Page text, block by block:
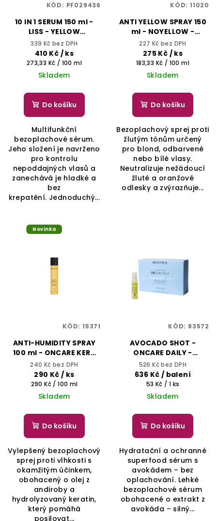
10 IN 1 SERUM 150 ml -
LISS - YELLOW
PROFESSIONAL
339 Kč bez DPH
410 Kč / ks
Měrná
cena:
273,33 Kč / 100 ml
Skladem
Do košíku
Multifunkční
bezoplachové sérum.
Jeho složení je navrženo
pro kontrolu
nepoddajných vlasů a
zanechává je hladké a
bez
krepatění. Jednoduchý...
KÓD: PF029436
ANTI YELLOW SPRAY 150
ml - NOYELLOW -
SELECTIVE
PROFESSIONAL
227 Kč bez DPH
275 Kč / ks
Měrná
cena:
183,33 Kč / 100 ml
Skladem
Do košíku
Bezoplachový sprej proti
žlutým tónům určený
pro blond, odbarvené
nebo bílé vlasy.
Neutralizuje nežádoucí
žluté a oranžové
odlesky a zvýrazňuje...
KÓD: 11020
Novinka
ANTI-HUMIDITY SPRAY
100 ml - ONCARE KERA
SMOOTH - SELECTIVE
PROFESSIONAL
240 Kč bez DPH
290 Kč / ks
Měrná
cena:
290 Kč / 100 ml
Skladem
Do košíku
Vylepšený bezoplachový
sprej proti vlhkosti s
okamžitým účinkem,
obohacený o olej z
andiroby a
hydrolyzovaný keratin,
který pomáhá
posilovat...
KÓD: 15371
AVOCADO SHOT -
ONCARE DAILY -
SELECTIVE
PROFESSIONAL
526 Kč bez DPH
636 Kč / balení
Měrná
cena:
53 Kč / 1 ks
Skladem
Do košíku
Hydratační a ochranné
superfood sérum s
avokádem – bez
oplachování. Lehké
bezoplachové sérum
obohacené o extrakt z
avokáda – silný...
KÓD: 83572